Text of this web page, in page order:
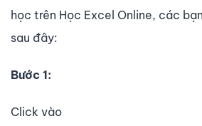
học trên Học Excel Online, các
sau đây:
Bước 1:
Click vào